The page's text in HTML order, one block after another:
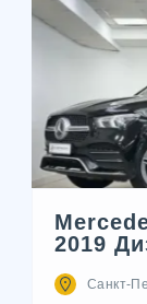
2019
Санкт-